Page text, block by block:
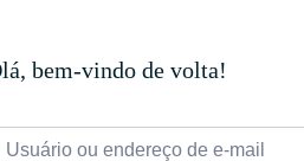
bem-vindo de volta!